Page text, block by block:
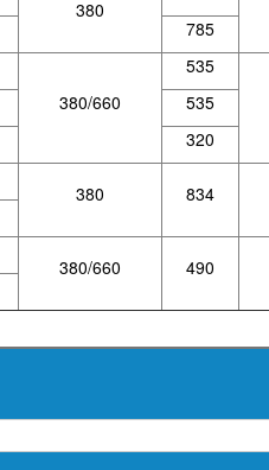
380
785
380/660
535
535
320
380 834
380/660 490